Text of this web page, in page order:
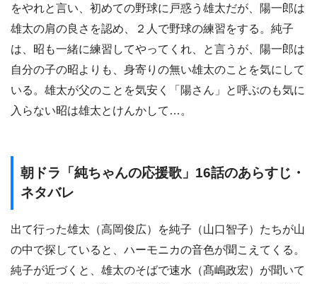
をやれと言い、初めての野球に戸惑う雄太だが、陽一郎は
雄太の肩の良さを認め、２人で野球の練習をする。純子
は、昭も一緒に練習してやってくれ、と言うが、陽一郎は
自分の子の昭よりも、身寄りの無い雄太のことを気にして
いる。雄太が父のことを気安く「陽さん」と呼ぶのも気に
入らない昭は雄太とけんかして…。
朝ドラ「純ちゃんの応援歌」16話のあらすじ・
ネタバレ
出て行った雄太（高岡俊広）を純子（山口智子）たちが山
の中で探していると、ハーモニカの音色が聞こえてくる。
純子が近づくと、雄太のそばで速水（髙嶋政宏）が聞いて